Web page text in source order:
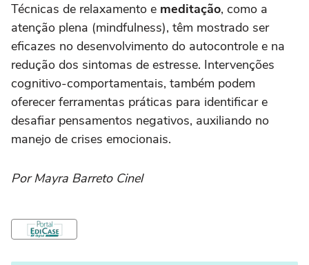
Técnicas de relaxamento e meditação, como a
atenção plena (mindfulness), têm mostrado ser
eficazes no desenvolvimento do autocontrole e na
redução dos sintomas de estresse. Intervenções
cognitivo-comportamentais, também podem
oferecer ferramentas práticas para identificar e
desafiar pensamentos negativos, auxiliando no
manejo de crises emocionais.
Por Mayra Barreto Cinel